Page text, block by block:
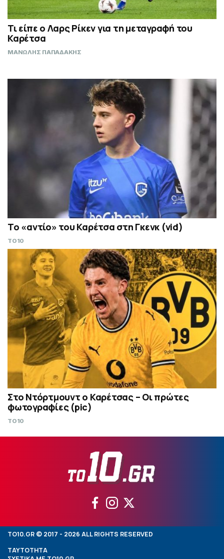
Τι είπε ο Λαρς Ρίκεν για τη μεταγραφή του
Καρέτσα
ΜΑΝΩΛΗΣ ΠΑΠΑΔΑΚΗΣ
Το «αντίο» του Καρέτσα στη Γκενκ (vid)
TO10
Στο Ντόρτμουντ ο Καρέτσας – Οι πρώτες
φωτογραφίες (pic)
TO10
TO10.GR © 2017 - 2026 ALL RIGHTS RESERVED
ΤΑΥΤΟΤΗΤΑ